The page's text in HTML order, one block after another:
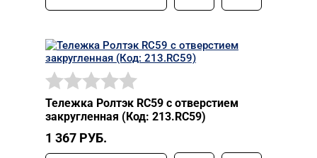
Тележка Ролтэк RC59 с отверстием
закругленная (Код: 213.RC59)
1 367 РУБ.